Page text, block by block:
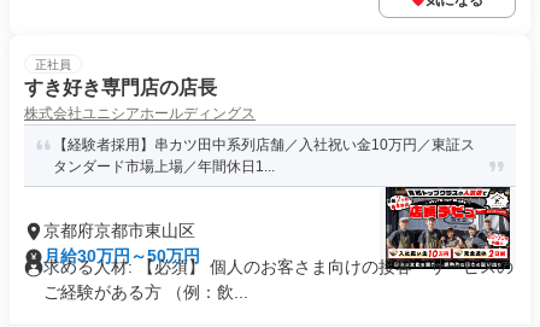
正社員
すき好き専門店の店長
株式会社ユニシアホールディングス
【経験者採用】串カツ田中系列店舗／入社祝い金10万円／東証ス
タンダード市場上場／年間休日1...
京都府京都市東山区
月給30万円～50万円
求める人材: 【必須】 個人のお客さま向けの接客・サービスの
ご経験がある方 （例：飲...